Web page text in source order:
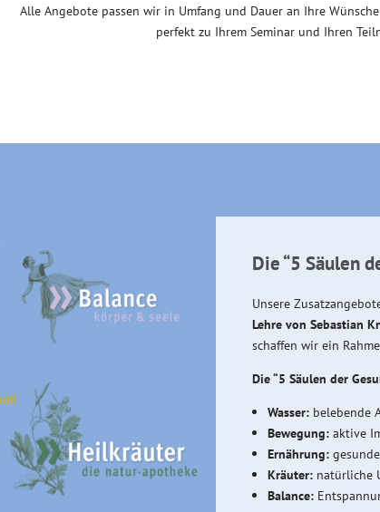
Alle Angebote passen wir in Umfang und Dauer an Ihre
perfekt zu Ihrem Seminar und Ihren
Die “5 Säulen
Unsere
Lehre von Sebastian
schaffen wir ein
Die “5 Säulen der
Wasser: belebende
Bewegung:aktive
Ernährung:
Kräuter: natürliche
Balance: